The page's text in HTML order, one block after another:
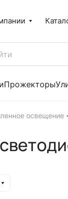
Прожекторы
освещение